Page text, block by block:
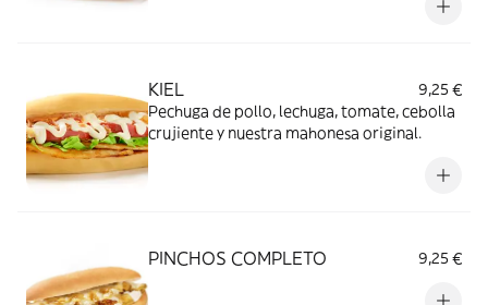
KIEL
9,25 €
Pechuga de pollo, lechuga, tomate, cebolla
crujiente y nuestra mahonesa original.
PINCHOS COMPLETO 9,25 €